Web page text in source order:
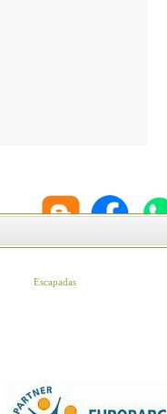
Escapadas